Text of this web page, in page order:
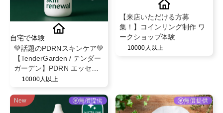
自宅で体験
💚話題のPDRNスキンケア💚
【TenderGarden / テンダー
ガーデン】PDRN エッセン
スクリーム 80ml モニター募
10000人以上
【来店いただける方募
集！】コインリング制作 ワ
ークショップ体験
10000人以上
New 無償提供 無償提供